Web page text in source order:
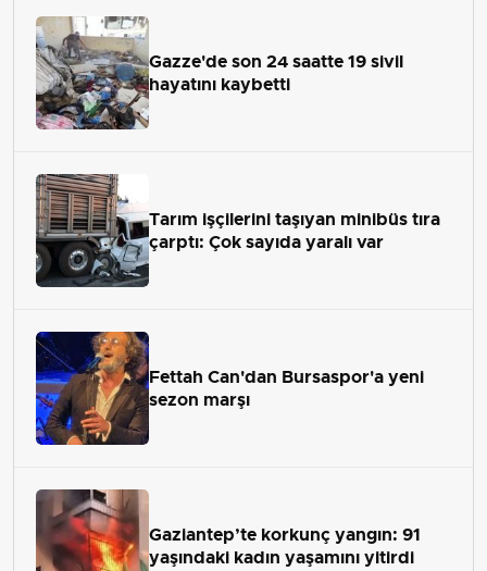
Gazze'de son 24 saatte 19 sivil
hayatını kaybetti
Tarım işçilerini taşıyan minibüs tıra
çarptı: Çok sayıda yaralı var
Fettah Can'dan Bursaspor'a yeni
sezon marşı
Gaziantep’te korkunç yangın: 91
yaşındaki kadın yaşamını yitirdi